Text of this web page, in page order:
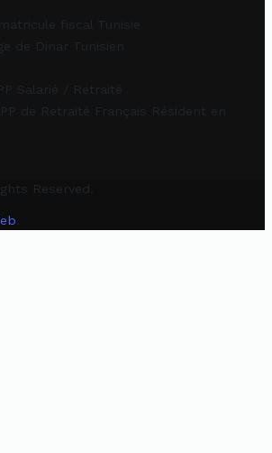
fiscal Tunisie
de Dinar Tunisien
Salarié / Retraité
de Retraité Français Résident en
Reserved.